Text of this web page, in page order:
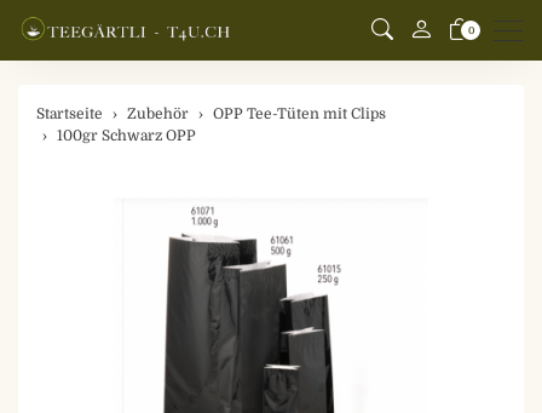
0
Startseite Zubehör
OPP Tee-Tüten mit Clips
100gr Schwarz OPP